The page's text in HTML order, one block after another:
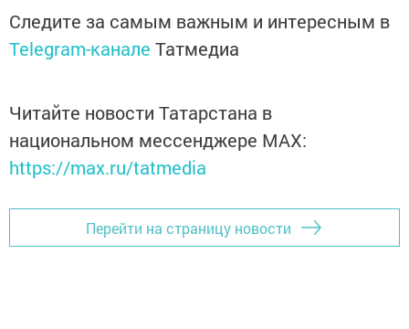
Следите за самым важным и интересным в
Telegram-канале Татмедиа
Читайте новости Татарстана в
национальном мессенджере MАХ:
https://max.ru/tatmedia
Перейти на страницу новости